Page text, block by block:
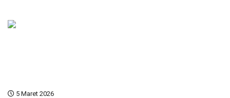
5 Maret 2026